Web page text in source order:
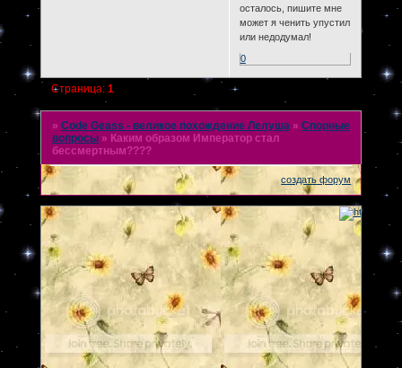
осталось, пишите мне
может я ченить упустил
или недодумал!
0
Страница: 1
» Code Geass - великое похождение Лелуша » Спорные
вопросы » Каким образом Император стал
бессмертным????
создать форум